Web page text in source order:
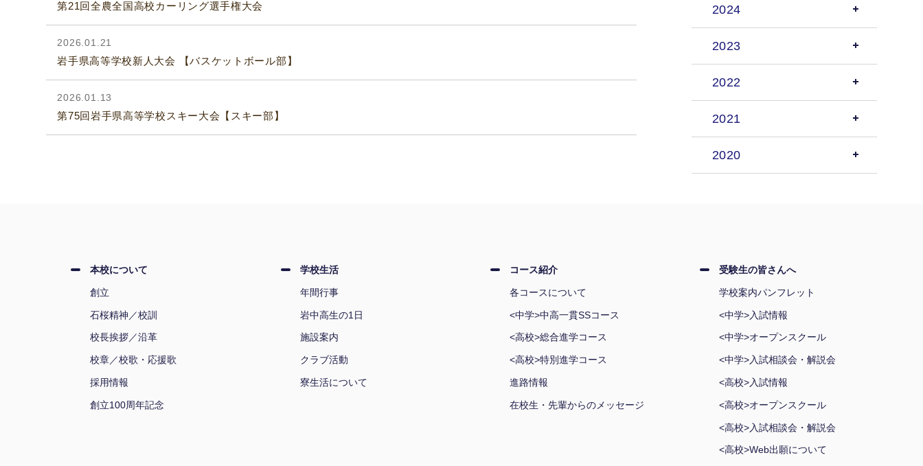
第21回全農全国高校カーリング選手権大会
2026.01.21
岩手県高等学校新人大会 【バスケットボール部】
2026.01.13
第75回岩手県高等学校スキー大会【スキー部】
2024
2023
2022
2021
2020
本校について
創立
石桜精神／校訓
校長挨拶／沿革
校章／校歌・応援歌
採用情報
創立100周年記念
学校生活
年間行事
岩中高生の1日
施設案内
クラブ活動
寮生活について
コース紹介
各コースについて
<中学>中高一貫SSコース
<高校>総合進学コース
<高校>特別進学コース
進路情報
在校生・先輩からのメッセージ
受験生の皆さんへ
学校案内パンフレット
<中学>入試情報
<中学>オープンスクール
<中学>入試相談会・解説会
<高校>入試情報
<高校>オープンスクール
<高校>入試相談会・解説会
<高校>Web出願について